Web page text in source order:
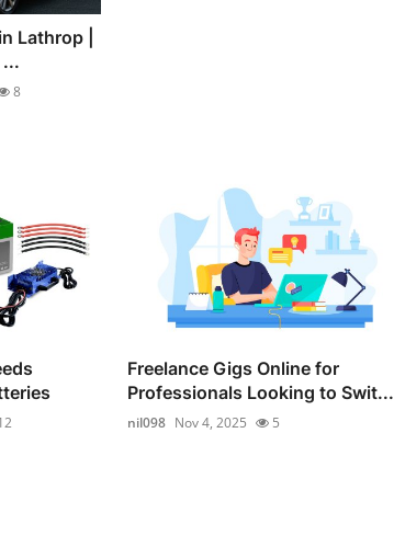
Lathrop |
8
Freelance Gigs Online for
Professionals Looking to Swit...
nil098 Nov 4, 2025 5